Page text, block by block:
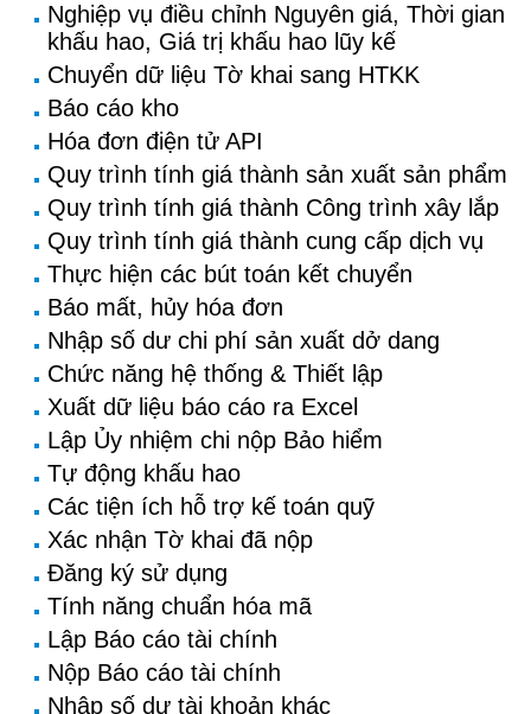
Nghiệp vụ điều chỉnh Nguyên giá, Thời gian
khấu hao, Giá trị khấu hao lũy kế
Chuyển dữ liệu Tờ khai sang HTKK
Báo cáo kho
Hóa đơn điện tử API
Quy trình tính giá thành sản xuất sản phẩm
Quy trình tính giá thành Công trình xây lắp
Quy trình tính giá thành cung cấp dịch vụ
Thực hiện các bút toán kết chuyển
Báo mất, hủy hóa đơn
Nhập số dư chi phí sản xuất dở dang
Chức năng hệ thống & Thiết lập
Xuất dữ liệu báo cáo ra Excel
Lập Ủy nhiệm chi nộp Bảo hiểm
Tự động khấu hao
Các tiện ích hỗ trợ kế toán quỹ
Xác nhận Tờ khai đã nộp
Đăng ký sử dụng
Tính năng chuẩn hóa mã
Lập Báo cáo tài chính
Nộp Báo cáo tài chính
Nhập số dư tài khoản khác